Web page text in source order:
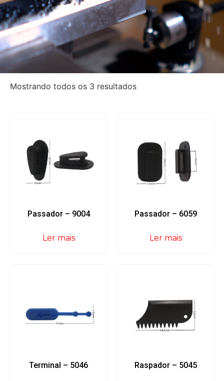
Mostrando todos os 3 resultados
Passador – 9004
Ler mais
Passador – 6059
Ler mais
Terminal – 5046 Raspador – 5045